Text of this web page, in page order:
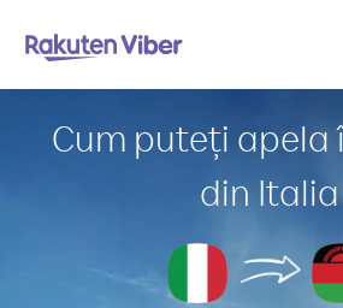
Cum puteți apela
din Italia